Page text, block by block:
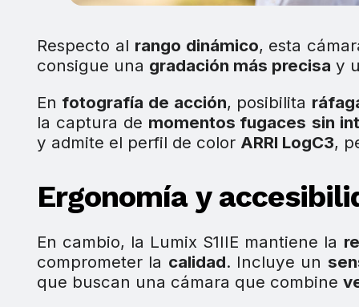
Respecto al rango dinámico, esta
consigue una gradación más precisa y
En fotografía de acción, posibilita
la captura de momentos fugaces sin
y admite el perfil de color ARRI LogC3,
Ergonomía y
En cambio, la Lumix S1IIE mantiene la
comprometer la calidad. Incluye un
que buscan una cámara que combine